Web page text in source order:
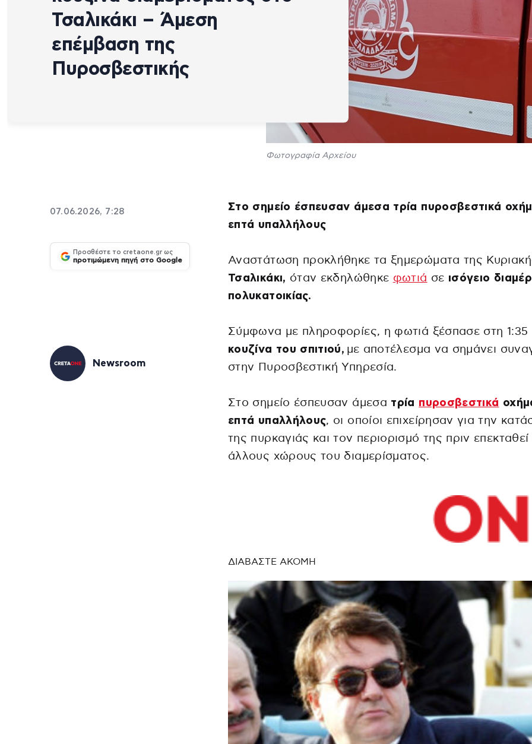
Τσαλικάκι – Άμεση
επέμβαση της
Πυροσβεστικής
Φωτογραφία Αρχείου
07.06.2026, 7:28
Προσθέστε το cretaone.gr ως
προτιμώμενη πηγή στο Google
Newsroom
Στο σημείο έσπευσαν άμεσα τρία πυροσβεστικά
επτά υπαλλήλους
Αναστάτωση προκλήθηκε τα ξημερώματα της
Τσαλικάκι, όταν εκδηλώθηκε φωτιά σε ισόγειο
πολυκατοικίας.
Σύμφωνα με πληροφορίες, η φωτιά ξέσπασε στη 1:35
κουζίνα του σπιτιού, με αποτέλεσμα να σημάνει
στην Πυροσβεστική Υπηρεσία.
Στο σημείο έσπευσαν άμεσα τρία πυροσβεστικά
επτά υπαλλήλους, οι οποίοι επιχείρησαν για την
της πυρκαγιάς και τον περιορισμό της πριν επεκταθεί
άλλους χώρους του διαμερίσματος.
ΔΙΑΒΑΣΤΕ ΑΚΟΜΗ